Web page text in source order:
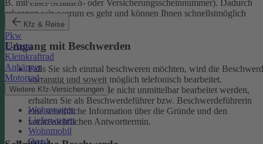
Kfz & Reise
Pkw
E-Auto
Kleinkraftrad
Anhänger
Motorrad
Weitere Kfz-Versicherungen
Wohnwagen
Lieferwagen
Wohnmobil
Quad
B. mit einer Schaden- oder Versicherungsscheinnummer). Dadurch
erkennen wir, worum es geht und können Ihnen schnellstmöglich
weiterhelfen.
Umgang mit Beschwerden
Falls Sie sich einmal beschweren möchten, wird die
vorrangig und soweit möglich telefonisch bearbeitet.
Kann eine Beschwerde nicht unmittelbar bearbeitet werden,
erhalten Sie als Beschwerdeführer bzw. Beschwerdeführerin
eine schriftliche Information über die Gründe und den
voraussichtlichen Antworttermin.